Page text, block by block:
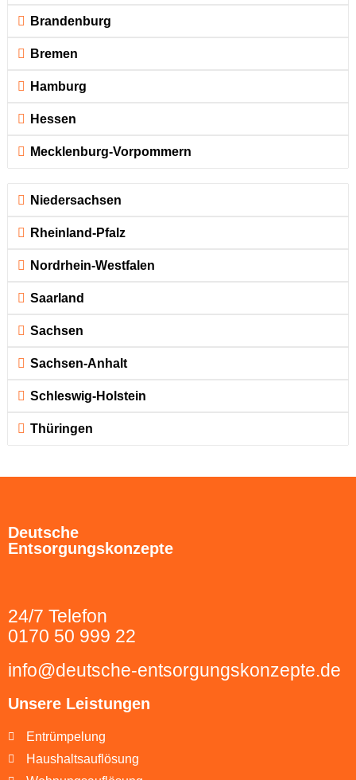
Brandenburg
Bremen
Hamburg
Hessen
Mecklenburg-Vorpommern
Niedersachsen
Rheinland-Pfalz
Nordrhein-Westfalen
Saarland
Sachsen
Sachsen-Anhalt
Schleswig-Holstein
Thüringen
Deutsche
Entsorgungskonzepte
24/7 Telefon
0170 50 999 22
info@deutsche-entsorgungskonzepte.de
Unsere Leistungen
Entrümpelung
Haushaltsauflösung